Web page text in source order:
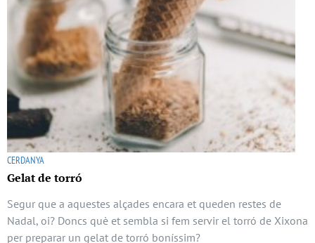
CERDANYA
Gelat de torró
Segur que a aquestes alçades encara et queden restes de
Nadal, oi? Doncs què et sembla si fem servir el torró de Xixona
per preparar un gelat de torró boníssim?